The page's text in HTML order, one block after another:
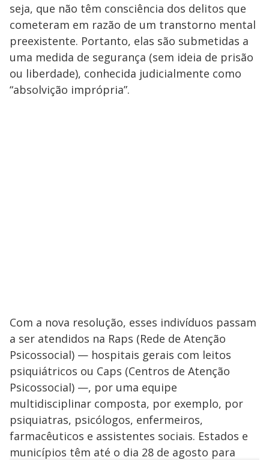
seja, que não têm consciência dos delitos que
cometeram em razão de um transtorno mental
preexistente. Portanto, elas são submetidas a
uma medida de segurança (sem ideia de prisão
ou liberdade), conhecida judicialmente como
“absolvição imprópria”.
Com a nova resolução, esses indivíduos passam
a ser atendidos na Raps (Rede de Atenção
Psicossocial) — hospitais gerais com leitos
psiquiátricos ou Caps (Centros de Atenção
Psicossocial) —, por uma equipe
multidisciplinar composta, por exemplo, por
psiquiatras, psicólogos, enfermeiros,
farmacêuticos e assistentes sociais. Estados e
municípios têm até o dia 28 de agosto para